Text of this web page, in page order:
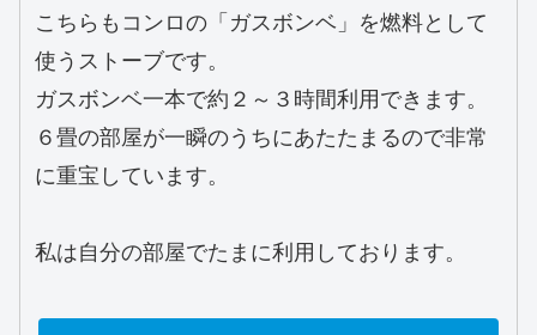
こちらもコンロの「ガスボンベ」を燃料として
使うストーブです。
ガスボンベ一本で約２～３時間利用できます。
６畳の部屋が一瞬のうちにあたたまるので非常
に重宝しています。
私は自分の部屋でたまに利用しております。